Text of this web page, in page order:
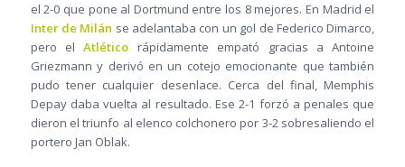
el 2-0 que pone al Dortmund entre los 8 mejores. En Madrid el
Inter de Milán se adelantaba con un gol de Federico Dimarco,
pero elAtlético rápidamente empató gracias a Antoine
Griezmann y derivó en un cotejo emocionante que también
pudo tener cualquier desenlace. Cerca del final, Memphis
Depay daba vuelta al resultado. Ese 2-1 forzó a penales que
dieron el triunfo al elenco colchonero por 3-2 sobresaliendo el
portero Jan Oblak.